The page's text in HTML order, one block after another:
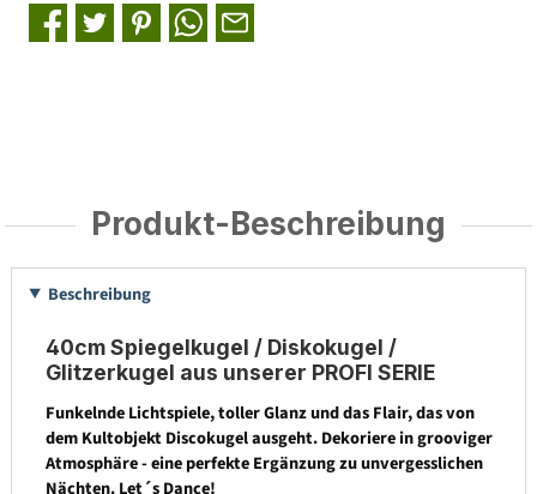
Produkt-Beschreibung
Beschreibung
40cm Spiegelkugel / Diskokugel /
Glitzerkugel aus unserer PROFI SERIE
Funkelnde Lichtspiele, toller Glanz und das Flair, das von
dem Kultobjekt Discokugel ausgeht. Dekoriere in grooviger
Atmosphäre - eine perfekte Ergänzung zu unvergesslichen
Nächten. Let´s Dance!